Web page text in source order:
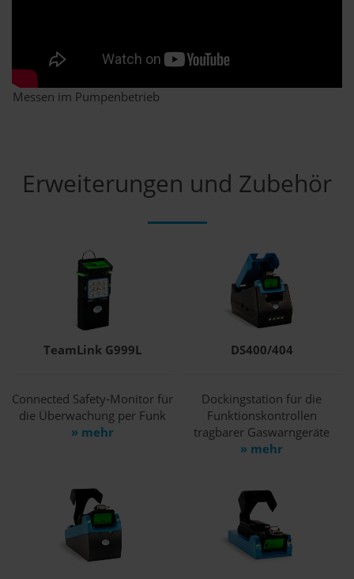
Messen im Pumpenbetrieb
Erweiterungen und Zubehör
TeamLink G999L
Connected Safety-Monitor für
die Überwachung per Funk
» mehr
DS400/404
Dockingstation für die
Funktionskontrollen
tragbarer Gaswarngeräte
» mehr